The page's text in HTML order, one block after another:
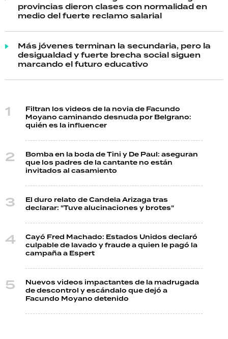
provincias dieron clases con normalidad en
medio del fuerte reclamo salarial
Más jóvenes terminan la secundaria, pero la
desigualdad y fuerte brecha social siguen
marcando el futuro educativo
Filtran los videos de la novia de Facundo
Moyano caminando desnuda por Belgrano:
quién es la influencer
Bomba en la boda de Tini y De Paul: aseguran
que los padres de la cantante no están
invitados al casamiento
El duro relato de Candela Arizaga tras
declarar: "Tuve alucinaciones y brotes"
Cayó Fred Machado: Estados Unidos declaró
culpable de lavado y fraude a quien le pagó la
campaña a Espert
Nuevos videos impactantes de la madrugada
de descontrol y escándalo que dejó a
Facundo Moyano detenido